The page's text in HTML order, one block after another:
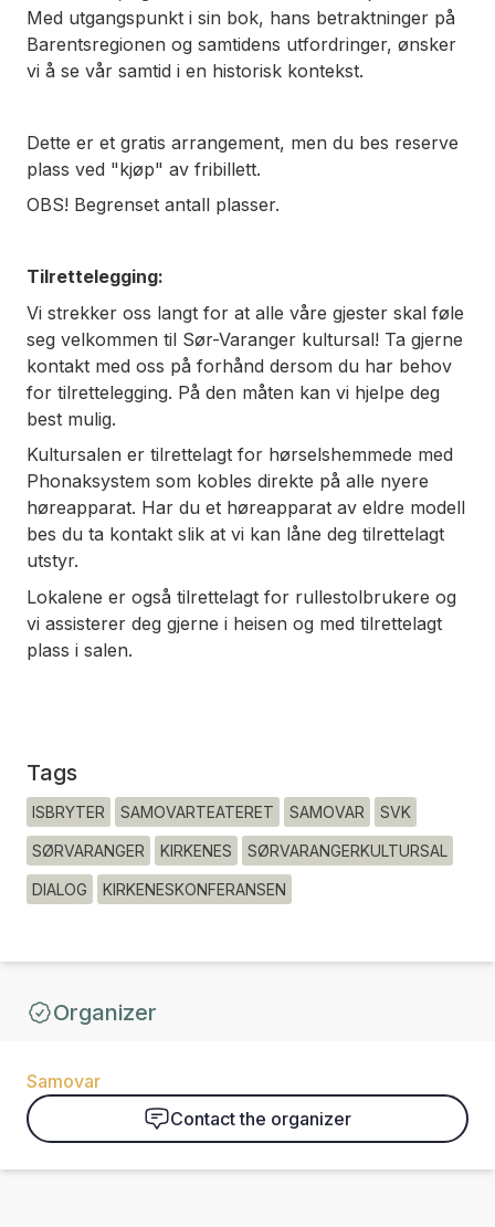
Med utgangspunkt i sin bok, hans betraktninger på
Barentsregionen og samtidens utfordringer, ønsker
vi å se vår samtid i en historisk kontekst.
Dette er et gratis arrangement, men du bes reserve
plass ved "kjøp" av fribillett.
OBS! Begrenset antall plasser.
Tilrettelegging:
Vi strekker oss langt for at alle våre gjester skal føle
seg velkommen til Sør-Varanger kultursal! Ta gjerne
kontakt med oss på forhånd dersom du har behov
for tilrettelegging. På den måten kan vi hjelpe deg
best mulig.
Kultursalen er tilrettelagt for hørselshemmede med
Phonaksystem som kobles direkte på alle nyere
høreapparat. Har du et høreapparat av eldre modell
bes du ta kontakt slik at vi kan låne deg tilrettelagt
utstyr.
Lokalene er også tilrettelagt for rullestolbrukere og
vi assisterer deg gjerne i heisen og med tilrettelagt
plass i salen.
Tags
ISBRYTER SAMOVARTEATERET SAMOVAR SVK
SØRVARANGER KIRKENES SØRVARANGERKULTURSAL
DIALOG KIRKENESKONFERANSEN
Organizer
Samovar
Contact the organizer